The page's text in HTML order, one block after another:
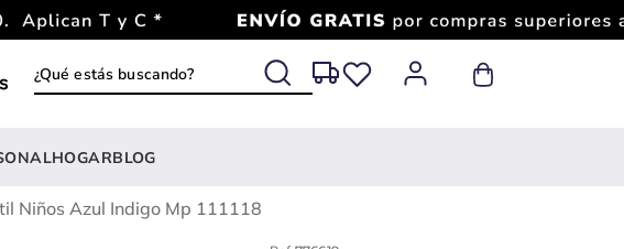
¿Qué estás buscando?
HOGARBLOG
Niños Azul Indigo Mp 111118